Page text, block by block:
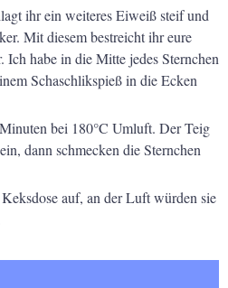
ihr ein weiteres Eiweiß steif und
Mit diesem bestreicht ihr eure
Ich habe in die Mitte jedes Sternchen
Schaschlikspieß in die Ecken
bei 180°C Umluft. Der Teig
dann schmecken die Sternchen
auf, an der Luft würden sie